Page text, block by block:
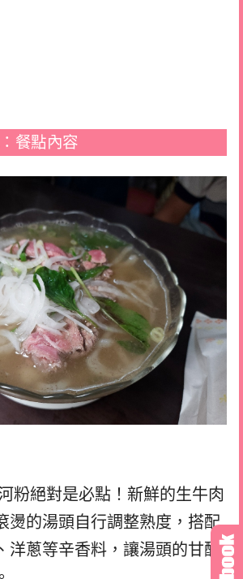
餐點內容
粉絕對是必點！新鮮的生牛肉
燙的湯頭自行調整熟度，搭配
洋蔥等辛香料，讓湯頭的甘醇